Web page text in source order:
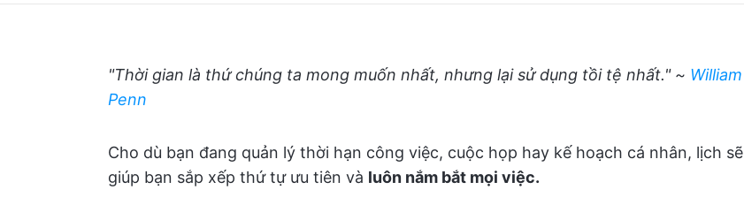
"Thời gian là thứ chúng ta mong muốn nhất, nhưng lại sử dụng tồi tệ nhất." ~ William
Penn
Cho dù bạn đang quản lý thời hạn công việc, cuộc họp hay kế hoạch cá nhân, lịch sẽ
giúp bạn sắp xếp thứ tự ưu tiên và luôn nắm bắt mọi việc.